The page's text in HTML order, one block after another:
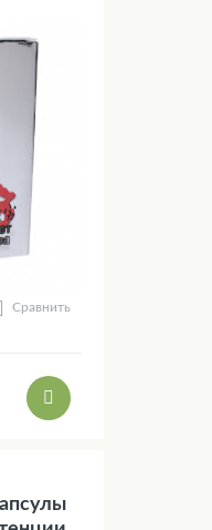
Сравнить